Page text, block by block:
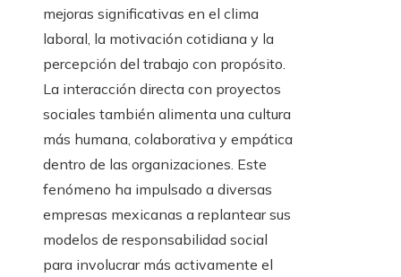
mejoras significativas en el clima
laboral, la motivación cotidiana y la
percepción del trabajo con propósito.
La interacción directa con proyectos
sociales también alimenta una cultura
más humana, colaborativa y empática
dentro de las organizaciones. Este
fenómeno ha impulsado a diversas
empresas mexicanas a replantear sus
modelos de responsabilidad social
para involucrar más activamente el